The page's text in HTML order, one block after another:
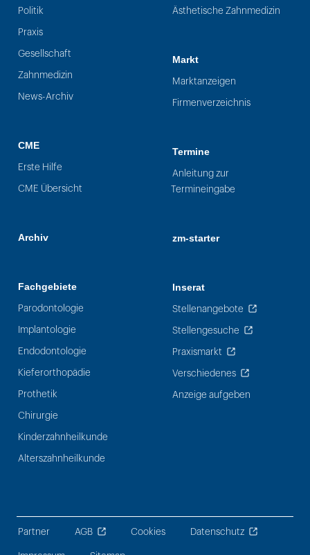
Politik
Praxis
Gesellschaft
Zahnmedizin
News-Archiv
CME
Erste Hilfe
CME Übersicht
Archiv
Fachgebiete
Parodontologie
Implantologie
Endodontologie
Kieferorthopädie
Prothetik
Chirurgie
Kinderzahnheilkunde
Alterszahnheilkunde
Ästhetische Zahnmedizin
Markt
Marktanzeigen
Firmenverzeichnis
Termine
Anleitung zur
Termineingabe
zm-starter
Inserat
Stellenangebote
Stellengesuche
Praxismarkt
Verschiedenes
Anzeige aufgeben
Partner AGB Cookies Datenschutz